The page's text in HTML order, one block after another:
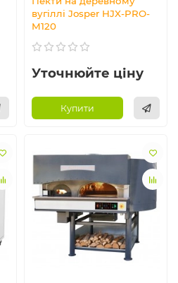
вугіллі Josper HJX-PRO-
M120
Уточнюйте ціну
Купити